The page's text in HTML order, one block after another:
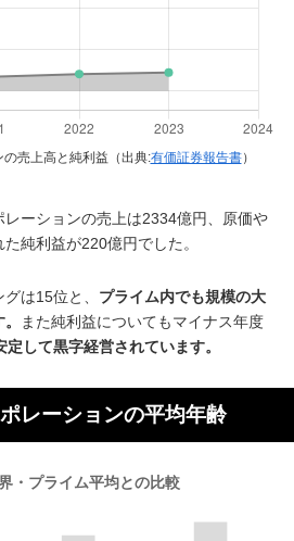
売上高と純利益（出典:有価証券報告書）
ーションの売上は2334億円、原価や
純利益が220億円でした。
は15位と、 プライム内でも規模の大
また純利益についてもマイナス年度
定して黒字経営されています。
レーションの平均年齢